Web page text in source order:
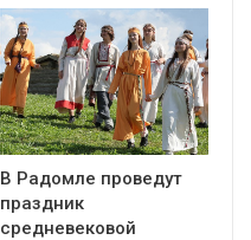
В Радомле проведут
праздник
средневековой